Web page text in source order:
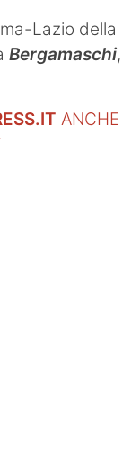
Lazio della
Bergamaschi,
ANCHE